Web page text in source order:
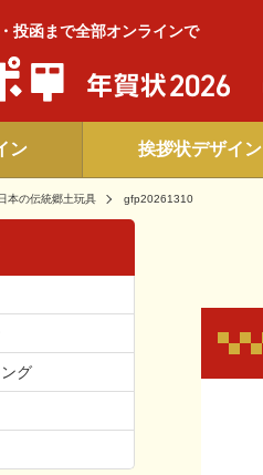
投函まで全部オンラインで
ン 挨拶状デザイン
本の伝統郷土玩具 gfp20261310
グ